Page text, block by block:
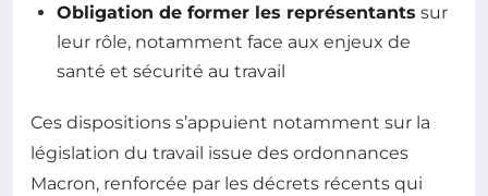
Obligation de former les représentants sur
leur rôle, notamment face aux enjeux de
santé et sécurité au travail
Ces dispositions s’appuient notamment sur la
législation du travail issue des ordonnances
Macron, renforcée par les décrets récents qui